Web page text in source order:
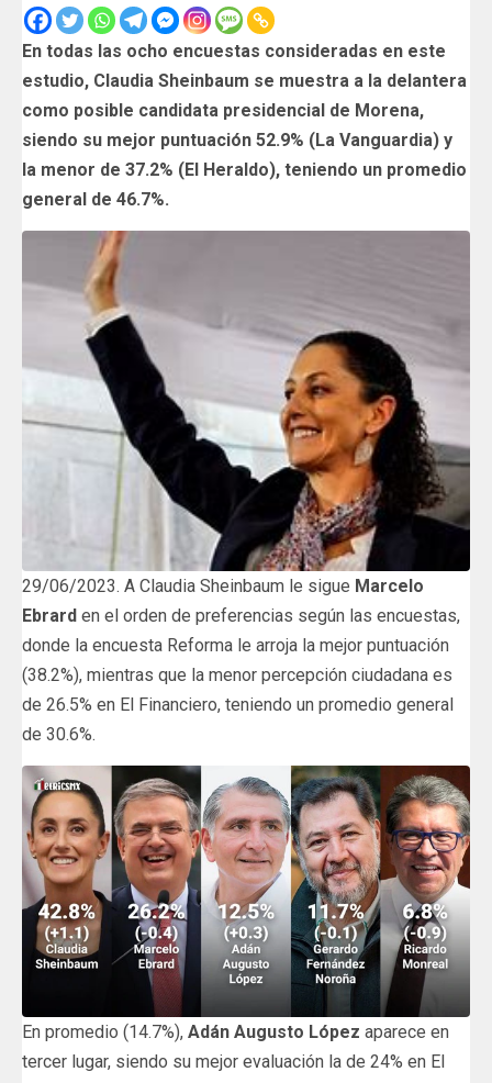
En todas las ocho encuestas consideradas en este
estudio, Claudia Sheinbaum se muestra a la delantera
como posible candidata presidencial de Morena,
siendo su mejor puntuación 52.9% (La Vanguardia) y
la menor de 37.2% (El Heraldo), teniendo un promedio
general de 46.7%.
29/06/2023. A Claudia Sheinbaum le sigue Marcelo
Ebrard en el orden de preferencias según las encuestas,
donde la encuesta Reforma le arroja la mejor puntuación
(38.2%), mientras que la menor percepción ciudadana es
de 26.5% en El Financiero, teniendo un promedio general
de 30.6%.
En promedio (14.7%), Adán Augusto López aparece en
tercer lugar, siendo su mejor evaluación la de 24% en El